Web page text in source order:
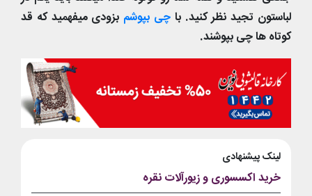
لباستون تجید نظر کنید. با چی بپوشم بزودی میفهمید که قد
کوتاه ها چی بپوشند.
لینک پیشنهادی
خرید اکسسوری و زیورآلات نقره